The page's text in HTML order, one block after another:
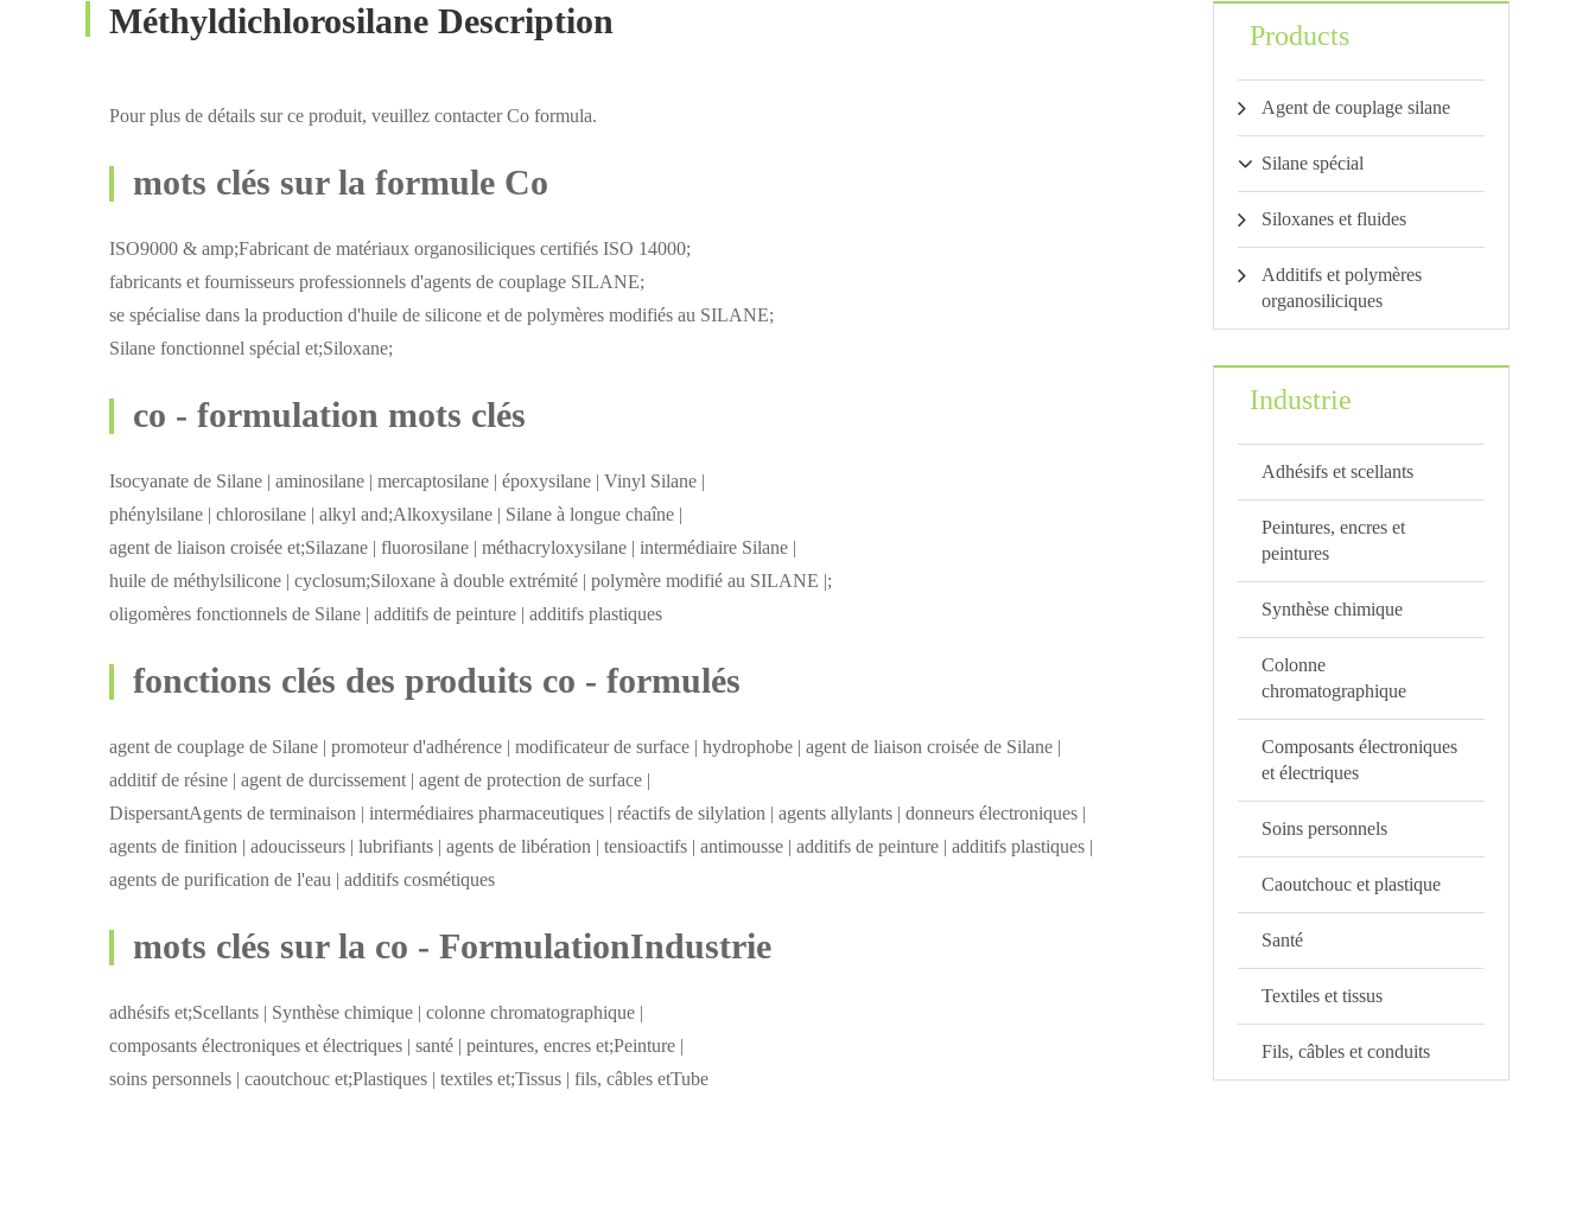
Méthyldichlorosilane Description
Pour plus de détails sur ce produit, veuillez contacter Co formula.
mots clés sur la formule Co
ISO9000 & amp;Fabricant de matériaux organosiliciques certifiés ISO 14000;
fabricants et fournisseurs professionnels d'agents de couplage SILANE;
se spécialise dans la production d'huile de silicone et de polymères modifiés au SILANE;
Silane fonctionnel spécial et;Siloxane;
co - formulation mots clés
Isocyanate de Silane | aminosilane | mercaptosilane | époxysilane | Vinyl Silane |
phénylsilane | chlorosilane | alkyl and;Alkoxysilane | Silane à longue chaîne |
agent de liaison croisée et;Silazane | fluorosilane | méthacryloxysilane | intermédiaire Silane |
huile de méthylsilicone | cyclosum;Siloxane à double extrémité | polymère modifié au SILANE |;
oligomères fonctionnels de Silane | additifs de peinture | additifs plastiques
fonctions clés des produits co - formulés
agent de couplage de Silane | promoteur d'adhérence | modificateur de surface | hydrophobe | agent de liaison croisée de Silane |
additif de résine | agent de durcissement | agent de protection de surface |
DispersantAgents de terminaison | intermédiaires pharmaceutiques | réactifs de silylation | agents allylants | donneurs électroniques |
agents de finition | adoucisseurs | lubrifiants | agents de libération | tensioactifs | antimousse | additifs de peinture | additifs plastiques |
agents de purification de l'eau | additifs cosmétiques
mots clés sur la co - FormulationIndustrie
adhésifs et;Scellants | Synthèse chimique | colonne chromatographique |
composants électroniques et électriques | santé | peintures, encres et;Peinture |
soins personnels | caoutchouc et;Plastiques | textiles et;Tissus | fils, câbles etTube
Products
Agent de couplage silane
Silane spécial
Siloxanes et fluides
Additifs et polymères
organosiliciques
Industrie
Adhésifs et scellants
Peintures, encres et
peintures
Synthèse chimique
Colonne
chromatographique
Composants électroniques
et électriques
Soins personnels
Caoutchouc et plastique
Santé
Textiles et tissus
Fils, câbles et conduits